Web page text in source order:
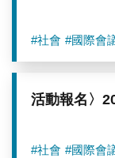
#社會 #國際會
活動報名〉
#社會 #國際會